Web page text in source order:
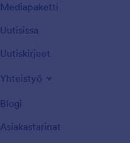
Mediapaketti
Uutisissa
Uutiskirjeet
Yhteistyö
Blogi
Asiakastarinat